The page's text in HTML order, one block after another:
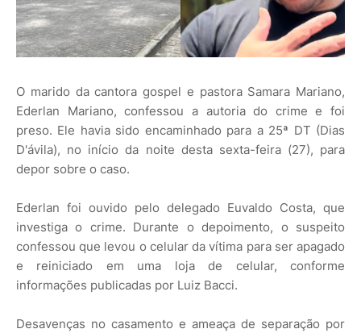
O marido da cantora gospel e pastora Samara Mariano,
Ederlan Mariano, confessou a autoria do crime e foi
preso. Ele havia sido encaminhado para a 25ª DT (Dias
D'ávila), no início da noite desta sexta-feira (27), para
depor sobre o caso.
Ederlan foi ouvido pelo delegado Euvaldo Costa, que
investiga o crime. Durante o depoimento, o suspeito
confessou que levou o celular da vítima para ser apagado
e reiniciado em uma loja de celular, conforme
informações publicadas por Luiz Bacci.
Desavenças no casamento e ameaça de separação por